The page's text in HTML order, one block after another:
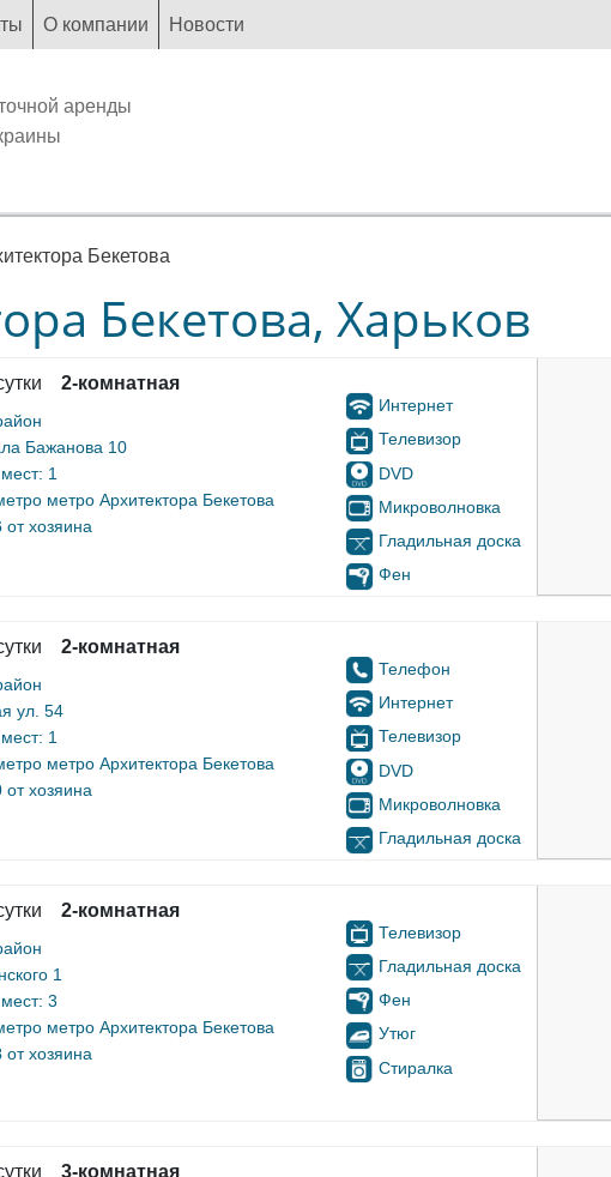
О компании Новости
аренды
Бекетова
Бекетова, Харьков
2-комнатная
Бажанова 10
1
метро Архитектора Бекетова
от хозяина
Интернет
Телевизор
DVD
Микроволновка
Гладильная доска
Фен
2-комнатная
ул. 54
1
метро Архитектора Бекетова
от хозяина
Телефон
Интернет
Телевизор
DVD
Микроволновка
Гладильная доска
2-комнатная
1
3
метро Архитектора Бекетова
от хозяина
Телевизор
Гладильная доска
Фен
Утюг
Стиралка
3-комнатная